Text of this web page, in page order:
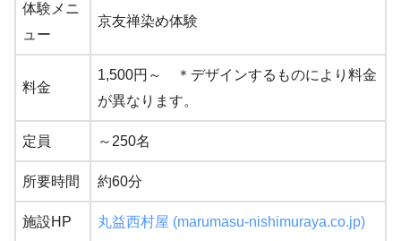
体験メニ
ュー
京友禅染め体験
料金
1,500円～ ＊デザインするものにより料金
が異なります。
定員 ～250名
所要時間 約60分
施設HP 丸益西村屋 (marumasu-nishimuraya.co.jp)